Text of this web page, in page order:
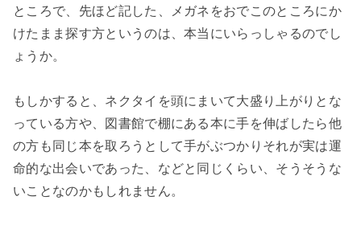
ところで、先ほど記した、メガネをおでこのところにか
けたまま探す方というのは、本当にいらっしゃるのでし
ょうか。
もしかすると、ネクタイを頭にまいて大盛り上がりとな
っている方や、図書館で棚にある本に手を伸ばしたら他
の方も同じ本を取ろうとして手がぶつかりそれが実は運
命的な出会いであった、などと同じくらい、そうそうな
いことなのかもしれません。